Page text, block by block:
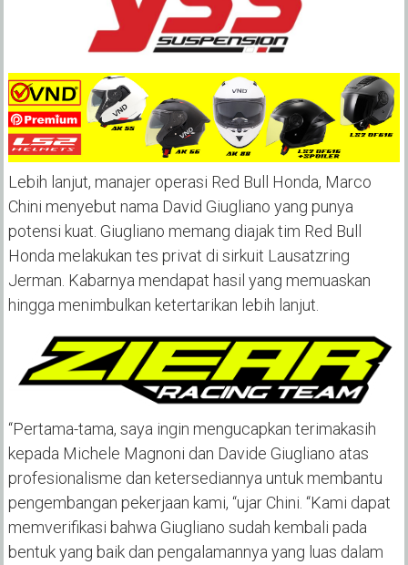
Lebih lanjut, manajer operasi Red Bull Honda, Marco
Chini menyebut nama David Giugliano yang punya
potensi kuat. Giugliano memang diajak tim Red Bull
Honda melakukan tes privat di sirkuit Lausatzring
Jerman. Kabarnya mendapat hasil yang memuaskan
hingga menimbulkan ketertarikan lebih lanjut.
“Pertama-tama, saya ingin mengucapkan terimakasih
kepada Michele Magnoni dan Davide Giugliano atas
profesionalisme dan ketersediannya untuk membantu
pengembangan pekerjaan kami, “ujar Chini. “Kami dapat
memverifikasi bahwa Giugliano sudah kembali pada
bentuk yang baik dan pengalamannya yang luas dalam